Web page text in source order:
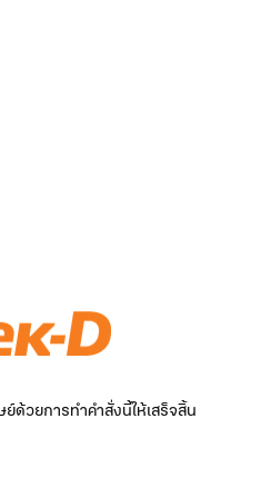
ด้วยการทำคำสั่งนี้ให้เสร็จสิ้น